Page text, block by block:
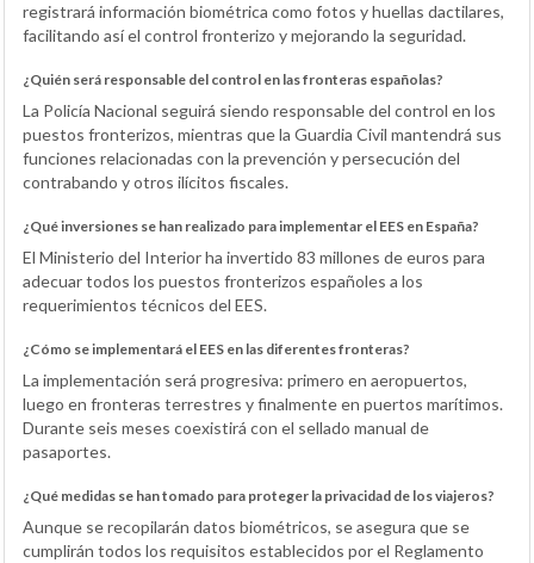
registrará información biométrica como fotos y huellas dactilares,
facilitando así el control fronterizo y mejorando la seguridad.
¿Quién será responsable del control en las fronteras españolas?
La Policía Nacional seguirá siendo responsable del control en los
puestos fronterizos, mientras que la Guardia Civil mantendrá sus
funciones relacionadas con la prevención y persecución del
contrabando y otros ilícitos fiscales.
¿Qué inversiones se han realizado para implementar el EES en España?
El Ministerio del Interior ha invertido 83 millones de euros para
adecuar todos los puestos fronterizos españoles a los
requerimientos técnicos del EES.
¿Cómo se implementará el EES en las diferentes fronteras?
La implementación será progresiva: primero en aeropuertos,
luego en fronteras terrestres y finalmente en puertos marítimos.
Durante seis meses coexistirá con el sellado manual de
pasaportes.
¿Qué medidas se han tomado para proteger la privacidad de los viajeros?
Aunque se recopilarán datos biométricos, se asegura que se
cumplirán todos los requisitos establecidos por el Reglamento